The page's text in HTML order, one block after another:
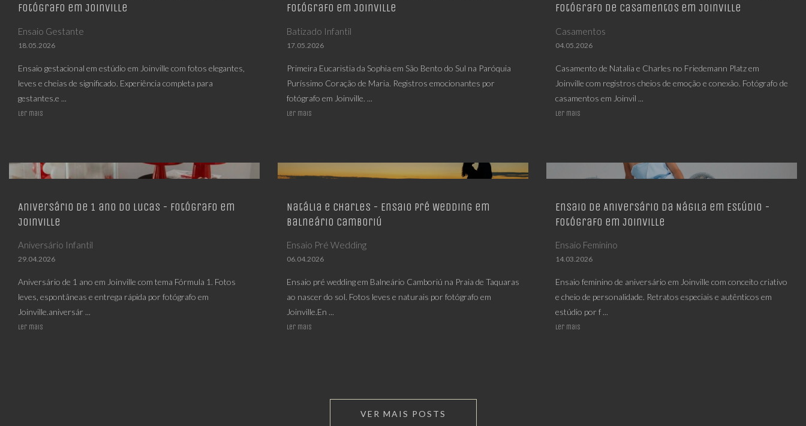
Fotógrafo em Joinville
Ensaio Gestante
18.05.2026
Ensaio gestacional em estúdio em Joinville com fotos elegantes,
leves e cheias de significado. Experiência completa para
gestantes.e ...
Ler mais
Fotógrafo em Joinville
Batizado Infantil
17.05.2026
Primeira Eucaristia da Sophia em São Bento do Sul na Paróquia
Puríssimo Coração de Maria. Registros emocionantes por
fotógrafo em Joinville. ...
Ler mais
Fotógrafo de casamentos em Joinville
Casamentos
04.05.2026
Casamento de Natalia e Charles no Friedemann Platz em
Joinville com registros cheios de emoção e conexão. Fotógrafo de
casamentos em Joinvil ...
Ler mais
Aniversário de 1 ano do Lucas - Fotógrafo em
Joinville
Aniversário Infantil
29.04.2026
Aniversário de 1 ano em Joinville com tema Fórmula 1. Fotos
leves, espontâneas e entrega rápida por fotógrafo em
Joinville.aniversár ...
Ler mais
Natália e Charles - Ensaio Pré Wedding em
Balneário Camboriú
Ensaio Pré Wedding
06.04.2026
Ensaio pré wedding em Balneário Camboriú na Praia de Taquaras
ao nascer do sol. Fotos leves e naturais por fotógrafo em
Joinville.En ...
Ler mais
Ensaio de Aniversário da Nágila em Estúdio -
Fotógrafo em Joinville
Ensaio Feminino
14.03.2026
Ensaio feminino de aniversário em Joinville com conceito criativo
e cheio de personalidade. Retratos especiais e autênticos em
estúdio por f ...
Ler mais
VER MAIS POSTS